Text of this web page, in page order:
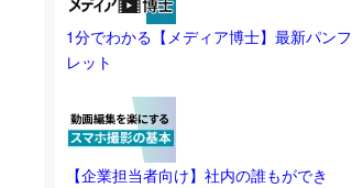
動画制作のコツ
SNS動画
業界別動画活用
1分でわかる【メディア博士】最新パンフ
レット
【企業担当者向け】社内の誰もができ